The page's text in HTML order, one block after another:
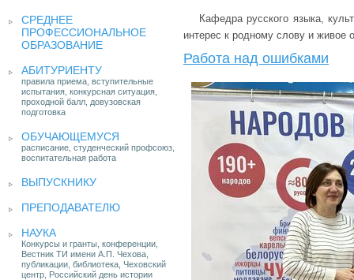
СРЕДНЕЕ
ПРОФЕССИОНАЛЬНОЕ
ОБРАЗОВАНИЕ
АБИТУРИЕНТУ
правила приема, вступительные
испытания, конкурсная ситуация,
проходной балл, довузовская
подготовка
ОБУЧАЮЩЕМУСЯ
расписание, студенческий профсоюз,
воспитательная работа
ВЫПУСКНИКУ
ПРЕПОДАВАТЕЛЮ
НАУКА
Конкурсы и гранты, конференции,
Вестник ТИ имени А.П. Чехова,
публикации, библиотека, Чеховский
центр, Российский день истории
Кафедра русского языка,
интерес к родному слову и живое
Работа над ошибками